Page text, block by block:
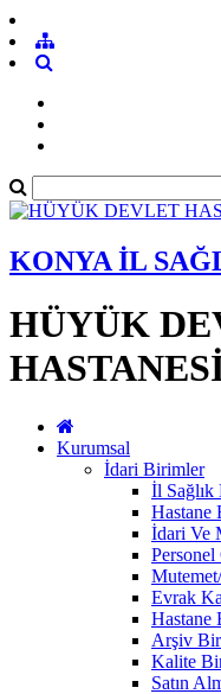
KONYA İL
HÜYÜK
Kurumsal
İdari Birimler
İl Sağlık
Hastane
İdari Ve
Evrak
Hastane
Arşiv
Kalite
Satın